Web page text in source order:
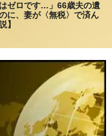
ゼロです…」66歳夫の遺
に、妻が〈無税〉で済ん
】